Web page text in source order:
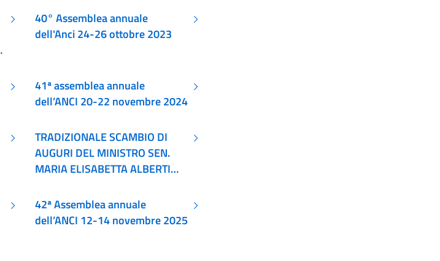
40° Assemblea annuale
dell'Anci 24-26 ottobre 2023
41ª assemblea annuale
dell’ANCI 20-22 novembre 2024
TRADIZIONALE SCAMBIO DI
AUGURI DEL MINISTRO SEN.
MARIA ELISABETTA ALBERTI
42ª Assemblea annuale
dell’ANCI 12-14 novembre 2025